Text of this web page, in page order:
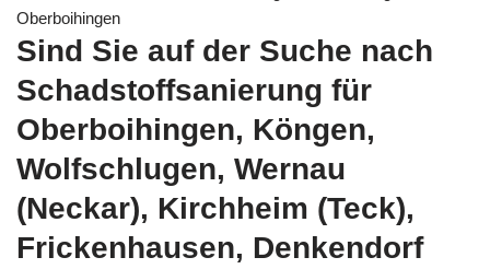
Oberboihingen
Sind Sie auf der Suche nach
Schadstoffsanierung für
Oberboihingen, Köngen,
Wolfschlugen, Wernau
(Neckar), Kirchheim (Teck),
Frickenhausen, Denkendorf